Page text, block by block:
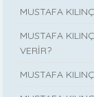
MUSTAFA
MUSTAFA
VERİR?
MUSTAFA